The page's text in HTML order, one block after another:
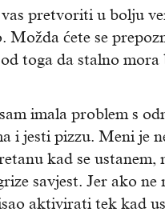
pretvoriti u bolju
Možda ćete se
toga da stalno mora
imala problem s
i jesti pizzu. Meni je
kad se
savjest. Jer ako
aktivirati tek kad